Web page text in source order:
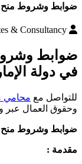
ضوابط وشروط منح
& Consultancy
ضوابط
في دولة
للتواصل مع محامي
وحقوق العمال عبر
ضوابط وشروط منح
مقدمة :